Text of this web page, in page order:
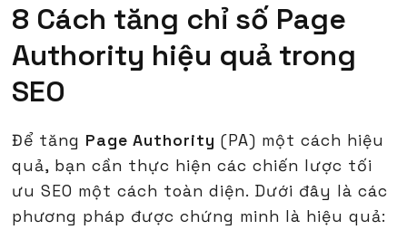
8 Cách tăng chỉ số Page
Authority hiệu quả trong
SEO
Để tăng Page Authority (PA) một cách hiệu
quả, bạn cần thực hiện các chiến lược tối
ưu SEO một cách toàn diện. Dưới đây là các
phương pháp được chứng minh là hiệu quả: